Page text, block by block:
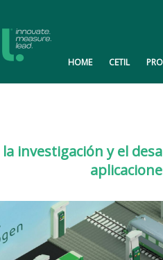
HOME CETIL
la investigación y el